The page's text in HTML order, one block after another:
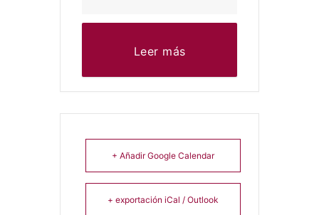
Leer más
+ Añadir Google Calendar
+ exportación iCal / Outlook